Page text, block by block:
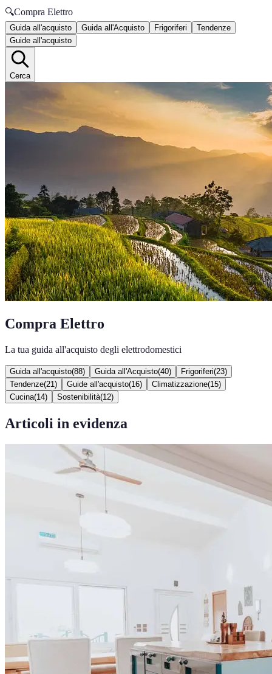
🔍Compra Elettro
Guida all'acquisto Guida all'Acquisto Frigoriferi
Tendenze
Guide all'acquisto
Cerca
Compra Elettro
La tua guida all'acquisto degli elettrodomestici
Guida all'acquisto(88) Guida all'Acquisto(40) Frigoriferi(23)
Tendenze(21 ) Guide all'acquisto(16) Climatizzazione(15)
Cucina(14) Sostenibilità(12)
Articoli in evidenza